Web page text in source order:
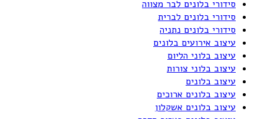
סידורי בלונים לבר מצווה
סידורי בלונים לברית
סידורי בלונים נתניה
עיצוב אירועים בלונים
עיצוב בלוני הליום
עיצוב בלוני צורות
עיצוב בלונים
עיצוב בלונים ארוכים
עיצוב בלונים אשקלון